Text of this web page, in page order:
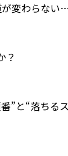
変わらない…
？
”と“落ちる